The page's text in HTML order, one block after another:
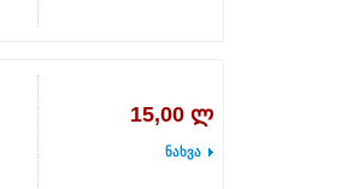
15,00 ლ
ნახვა